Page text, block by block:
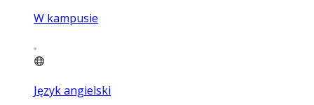
W kampusie
Język angielski